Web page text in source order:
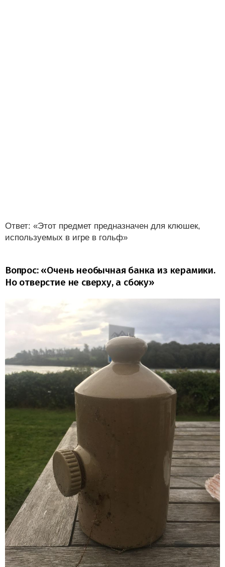
Ответ: «Этот предмет предназначен для клюшек,
используемых в игре в гольф»
Вопрос: «Очень необычная банка из керамики.
Но отверстие не сверху, а сбоку»